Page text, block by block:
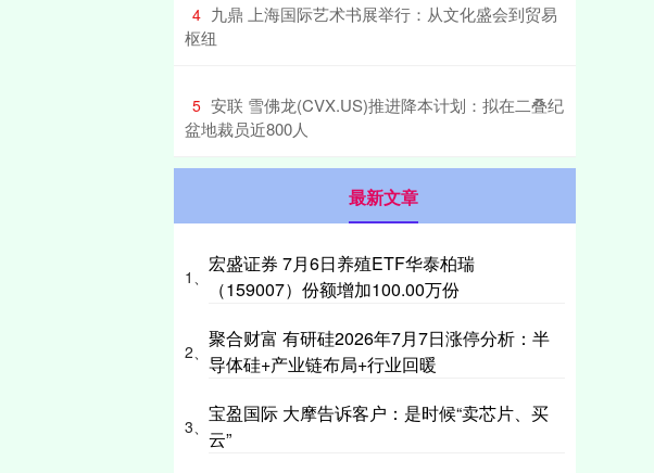
4 ​九鼎 上海国际艺术书展举行：从文化盛会到贸易
枢纽
5 ​安联 雪佛龙(CVX.US)推进降本计划：拟在二叠纪
盆地裁员近800人
最新文章
1、
宏盛证券 7月6日养殖ETF华泰柏瑞
（159007）份额增加100.00万份
2、
聚合财富 有研硅2026年7月7日涨停分析：半
导体硅+产业链布局+行业回暖
3、
宝盈国际 大摩告诉客户：是时候“卖芯片、买
云”